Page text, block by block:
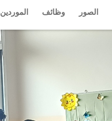
الصور وظائف الموردين